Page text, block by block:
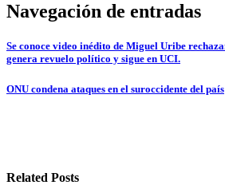
Navegación de entradas
Se conoce video inédito de Miguel Uribe
genera revuelo político y sigue en UCI.
ONU condena ataques en el suroccidente del país
Related Posts